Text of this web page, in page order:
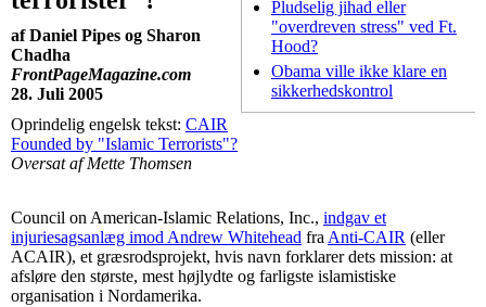
Pludselig jihad eller
"overdreven stress" ved Ft.
Hood?
Obama ville ikke klare en
sikkerhedskontrol
af Daniel Pipes og Sharon
Chadha
FrontPageMagazine.com
28. Juli 2005
Oprindelig engelsk tekst: CAIR
Founded by "Islamic Terrorists"?
Oversat af Mette Thomsen
Council on American-Islamic Relations, Inc., indgav et
injuriesagsanlæg imod Andrew Whitehead fra Anti-CAIR (eller
ACAIR), et græsrodsprojekt, hvis navn forklarer dets mission: at
afsløre den største, mest højlydte og farligste islamistiske
organisation i Nordamerika.